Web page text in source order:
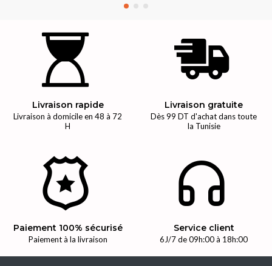
Livraison rapide
Livraison à domicile en 48 à 72
H
Livraison gratuite
Dès 99 DT d'achat dans toute
la Tunisie
Paiement 100% sécurisé
Paiement à la livraison
Service client
6J/7 de 09h:00 à 18h:00